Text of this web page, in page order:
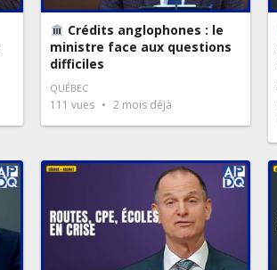
Crédits anglophones : le
ministre face aux questions
difficiles
QUÉBEC
111 vues 2 mois déjà